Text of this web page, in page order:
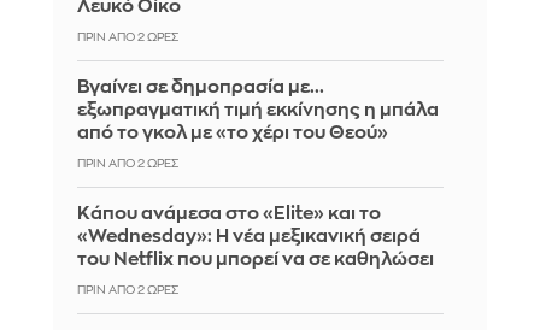
Λευκό Οίκο
ΠΡΙΝ ΑΠΌ 2 ΏΡΕΣ
Βγαίνει σε δημοπρασία με...
εξωπραγματική τιμή εκκίνησης η μπάλα
από το γκολ με «το χέρι του Θεού»
ΠΡΙΝ ΑΠΌ 2 ΏΡΕΣ
Κάπου ανάμεσα στο «Elite» και το
«Wednesday»: Η νέα μεξικανική σειρά
του Netflix που μπορεί να σε καθηλώσει
ΠΡΙΝ ΑΠΌ 2 ΏΡΕΣ